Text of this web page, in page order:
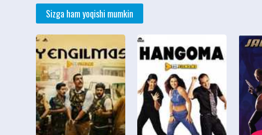
Sizga ham yoqishi mumkin